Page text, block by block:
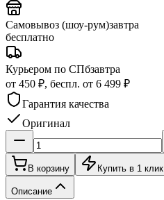
Самовывоз (шоу-рум)завтра
бесплатно
Курьером по СПбзавтра
от 450 ₽, беспл. от 6 499 ₽
Гарантия качества
Оригинал
В корзину Купить в 1 клик
Описание